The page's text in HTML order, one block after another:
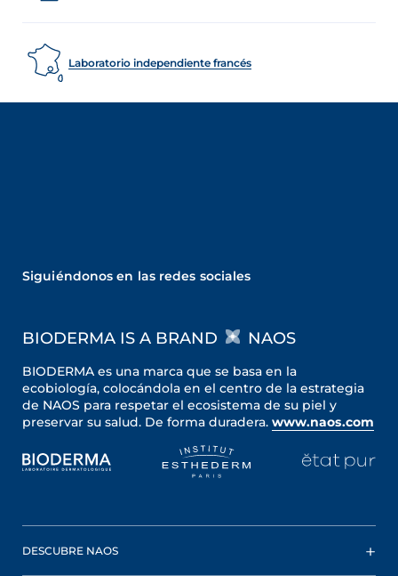
Laboratorio independiente francés
Siguiéndonos en las redes sociales
BIODERMA IS A BRAND NAOS
BIODERMA es una marca que se basa en la
ecobiología, colocándola en el centro de la estrategia
de NAOS para respetar el ecosistema de su piel y
preservar su salud. De forma duradera. www.naos.com
DESCUBRE NAOS